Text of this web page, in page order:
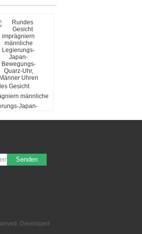
Gesicht
männliche
Japan-
Senden
Developed